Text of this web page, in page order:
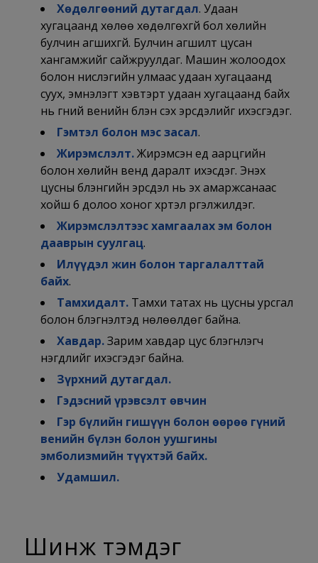
Хөдөлгөөний дутагдал. Удаан
хугацаанд хөлөө хөдөлгөхгүй бол хөлийн
булчин агшихгүй. Булчин агшилт цусан
хангамжийг сайжруулдаг. Машин жолоодох
болон нислэгийн улмаас удаан хугацаанд
суух, эмнэлэгт хэвтэрт удаан хугацаанд байх
нь гүний венийн бүлэн үүсэх эрсдэлийг ихэсгэдэг.
Гэмтэл болон мэс засал.
Жирэмслэлт.Жирэмсэн үед аарцгийн
болон хөлийн венд даралт ихэсдэг. Энэхүү
цусны бүлэнгийн эрсдэл нь эх амаржсанаас
хойш 6 долоо хоног хүртэл үргэлжилдэг.
Жирэмслэлтээс хамгаалах эм болон
дааврын суулгац.
Илүүдэл жин болон таргалалттай
байх.
Тамхидалт.Тамхи татах нь цусны урсгал
болон бүлэгнэлтэд нөлөөлдөг байна.
Хавдар.Зарим хавдар цус бүлэгнүүлэгч
нэгдлийг ихэсгэдэг байна.
Зүрхний дутагдал.
Гэдэсний үрэвсэлт өвчин
Гэр бүлийн гишүүн болон өөрөө гүний
венийн бүлэн болон уушгины
эмболизмийн түүхтэй байх.
Удамшил.
Шинж тэмдэг